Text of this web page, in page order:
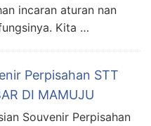
incaran aturan nan
Kita …
Perpisahan STT
DI MAMUJU
Souvenir Perpisahan